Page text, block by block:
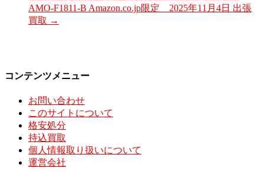
AMO-F1811-B Amazon.co.jp限定 2025年11月4日 出張
買取 →
コンテンツメニュー
お問い合わせ
このサイトについて
格安処分
持込買取
個人情報取り扱いについて
運営会社